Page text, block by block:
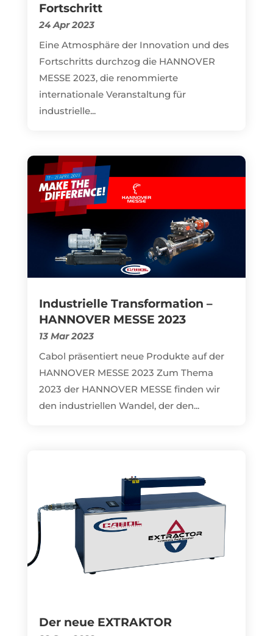
Fortschritt
24 Apr 2023
Eine Atmosphäre der Innovation und des
Fortschritts durchzog die HANNOVER
MESSE 2023, die renommierte
internationale Veranstaltung für
industrielle...
Industrielle Transformation –
HANNOVER MESSE 2023
13 Mar 2023
Cabol präsentiert neue Produkte auf der
HANNOVER MESSE 2023 Zum Thema
2023 der HANNOVER MESSE finden wir
den industriellen Wandel, der den...
Der neue EXTRAKTOR